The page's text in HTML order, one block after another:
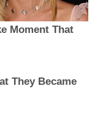
Moment That
They Became